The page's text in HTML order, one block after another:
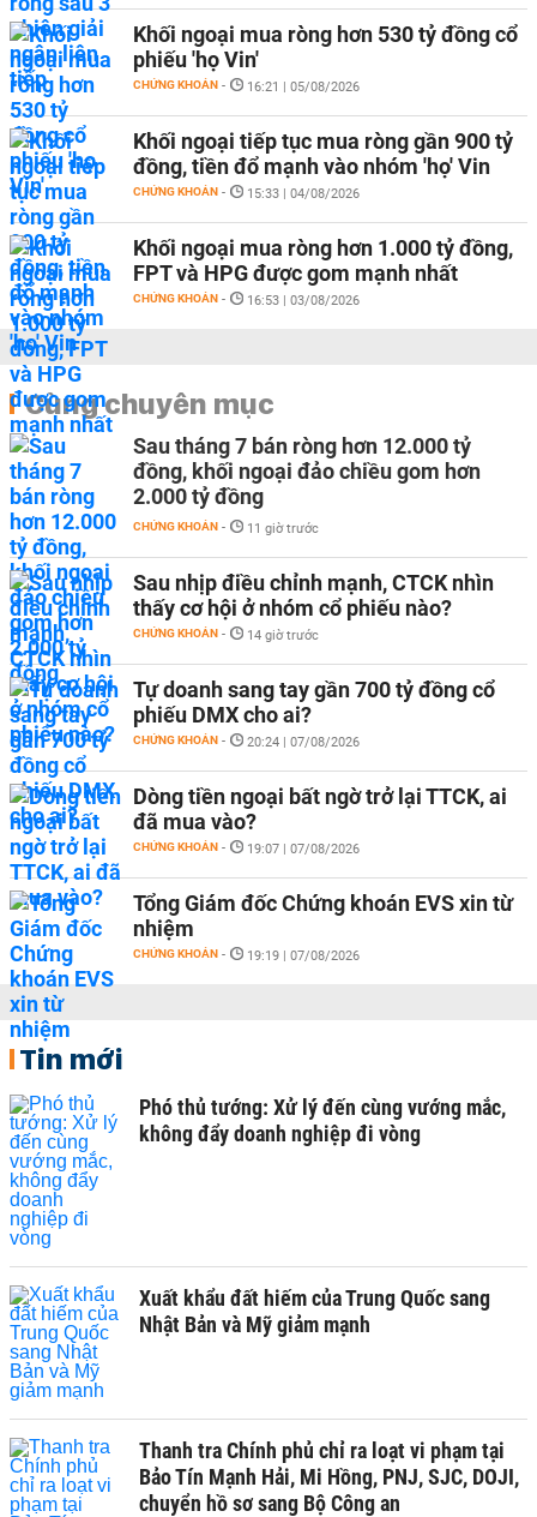
Khối ngoại mua ròng hơn 530 tỷ đồng cổ
phiếu 'họ Vin'
CHỨNG KHOÁN - 16:21 | 05/08/2026
Khối ngoại tiếp tục mua ròng gần 900 tỷ
đồng, tiền đổ mạnh vào nhóm 'họ' Vin
CHỨNG KHOÁN - 15:33 | 04/08/2026
Khối ngoại mua ròng hơn 1.000 tỷ đồng,
FPT và HPG được gom mạnh nhất
CHỨNG KHOÁN - 16:53 | 03/08/2026
Cùng chuyên mục
Sau tháng 7 bán ròng hơn 12.000 tỷ
đồng, khối ngoại đảo chiều gom hơn
2.000 tỷ đồng
CHỨNG KHOÁN - 11 giờ trước
Sau nhịp điều chỉnh mạnh, CTCK nhìn
thấy cơ hội ở nhóm cổ phiếu nào?
CHỨNG KHOÁN - 14 giờ trước
Tự doanh sang tay gần 700 tỷ đồng cổ
phiếu DMX cho ai?
CHỨNG KHOÁN - 20:24 | 07/08/2026
Dòng tiền ngoại bất ngờ trở lại TTCK, ai
đã mua vào?
CHỨNG KHOÁN - 19:07 | 07/08/2026
Tổng Giám đốc Chứng khoán EVS xin từ
nhiệm
CHỨNG KHOÁN - 19:19 | 07/08/2026
Tin mới
Phó thủ tướng: Xử lý đến cùng vướng mắc,
không đẩy doanh nghiệp đi vòng
Xuất khẩu đất hiếm của Trung Quốc sang
Nhật Bản và Mỹ giảm mạnh
Thanh tra Chính phủ chỉ ra loạt vi phạm tại
Bảo Tín Mạnh Hải, Mi Hồng, PNJ, SJC, DOJI,
chuyển hồ sơ sang Bộ Công an